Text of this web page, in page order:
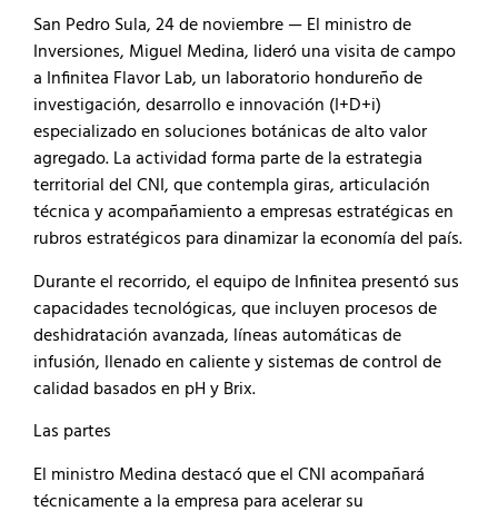
San Pedro Sula, 24 de noviembre — El ministro de
Inversiones, Miguel Medina, lideró una visita de campo
a Infinitea Flavor Lab, un laboratorio hondureño de
investigación, desarrollo e innovación (I+D+i)
especializado en soluciones botánicas de alto valor
agregado. La actividad forma parte de la estrategia
territorial del CNI, que contempla giras, articulación
técnica y acompañamiento a empresas estratégicas en
rubros estratégicos para dinamizar la economía del país.
Durante el recorrido, el equipo de Infinitea presentó sus
capacidades tecnológicas, que incluyen procesos de
deshidratación avanzada, líneas automáticas de
infusión, llenado en caliente y sistemas de control de
calidad basados en pH y Brix.
Las partes
El ministro Medina destacó que el CNI acompañará
técnicamente a la empresa para acelerar su